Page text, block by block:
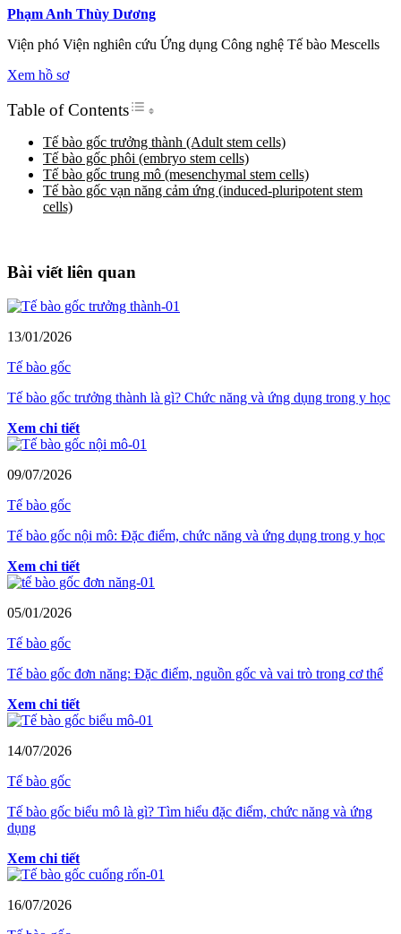
Phạm Anh Thùy Dương
Viện phó Viện nghiên cứu Ứng dụng Công nghệ Tế bào Mescells
Xem hồ sơ
Table of ContentsToggle Table of Content
Tế bào gốc trưởng thành (Adult stem cells)
Tế bào gốc phôi (embryo stem cells)
Tế bào gốc trung mô (mesenchymal stem cells)
Tế bào gốc vạn năng cảm ứng (induced-pluripotent stem
cells)
Bài viết liên quan
13/01/2026
Tế bào gốc
Tế bào gốc trưởng thành là gì? Chức năng và ứng dụng trong y học
Xem chi tiết
09/07/2026
Tế bào gốc
Tế bào gốc nội mô: Đặc điểm, chức năng và ứng dụng trong y học
Xem chi tiết
05/01/2026
Tế bào gốc
Tế bào gốc đơn năng: Đặc điểm, nguồn gốc và vai trò trong cơ thể
Xem chi tiết
14/07/2026
Tế bào gốc
Tế bào gốc biểu mô là gì? Tìm hiểu đặc điểm, chức năng và ứng
dụng
Xem chi tiết
16/07/2026